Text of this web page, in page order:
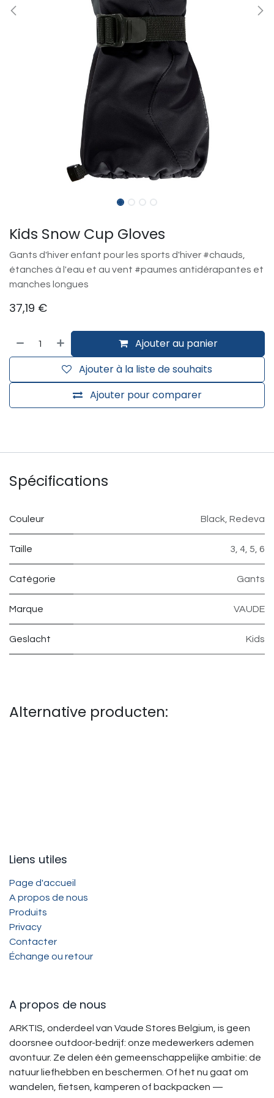
Kids Snow Cup Gloves
Gants d'hiver enfant pour les sports d'hiver #chauds,
étanches à l'eau et au vent #paumes antidérapantes et
manches longues
37,19 €
Ajouter au panier
Ajouter pour comparer
Ajouter à la liste de souhaits
Spécifications
Couleur Black Redeva
Taille 3 4 5 6
Catégorie Gants
Marque VAUDE
Geslacht Kids
Alternative producten:
Liens utiles
Page d'accueil
A propos de nous
Produits
Privacy
Contacter
Échange ou retour
A propos de nous
ARKTIS, onderdeel van Vaude Stores Belgium, is geen
doorsnee outdoor-bedrijf: onze medewerkers ademen
avontuur. Ze delen één gemeenschappelijke ambitie: de
natuur liefhebben en beschermen. Of het nu gaat om
wandelen, fietsen, kamperen of backpacken —